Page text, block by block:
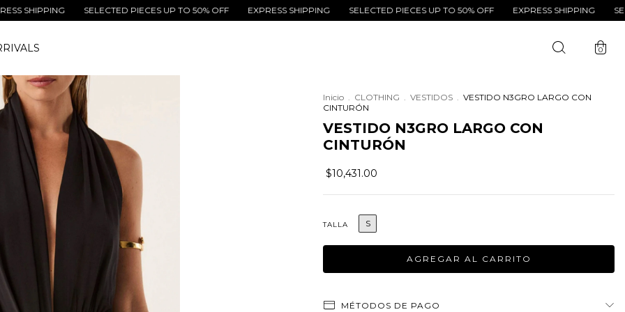
SELECTED PIECES UP TO 50% OFF EXPRESS SHIPPING SELECTED PIECES UP TO 50% OFF EXPRESS SHIPPING
0
Inicio CLOTHING VESTIDOS
VESTIDO N3GRO LARGO CON
CINTURÓN
VESTIDO N3GRO LARGO CON
CINTURÓN
$10,431.00
TALLA S
MÉTODOS DE PAGO